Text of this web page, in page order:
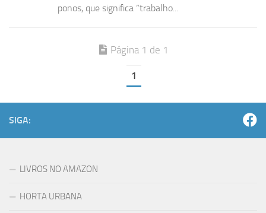
ponos, que significa “trabalho...
Página 1 de 1
1
SIGA:
LIVROS NO AMAZON
HORTA URBANA